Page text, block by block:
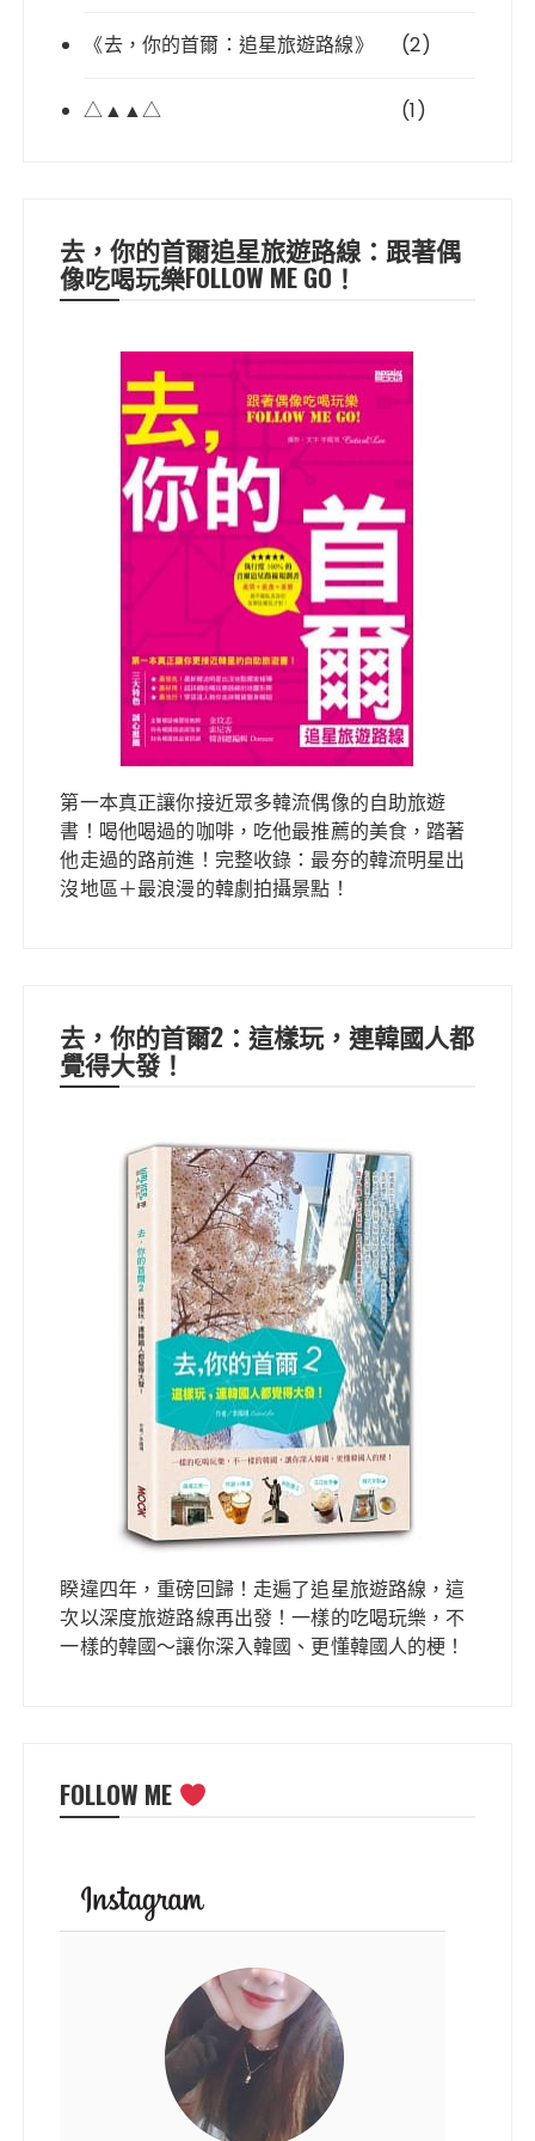
《去，你的首爾：追星旅遊路線》 (2)
△▲▲△ (1)
去，你的首爾追星旅遊路線：跟著偶
像吃喝玩樂FOLLOW ME GO！
第一本真正讓你接近眾多韓流偶像的自助旅遊
書！喝他喝過的咖啡，吃他最推薦的美食，踏著
他走過的路前進！完整收錄：最夯的韓流明星出
沒地區＋最浪漫的韓劇拍攝景點！
去，你的首爾2：這樣玩，連韓國人都
覺得大發！
睽違四年，重磅回歸！走遍了追星旅遊路線，這
次以深度旅遊路線再出發！一樣的吃喝玩樂，不
一樣的韓國～讓你深入韓國、更懂韓國人的梗！
FOLLOW ME